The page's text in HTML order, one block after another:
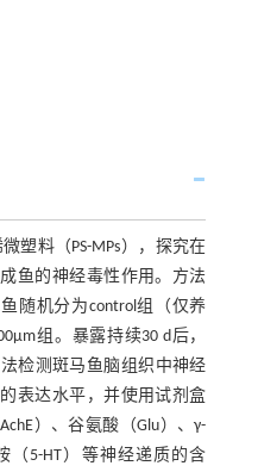
塑料（PS-MPs），探究在
鱼的神经毒性作用。方法
随机分为control组（仅养
组。暴露持续30 d后，
检测斑马鱼脑组织中神经
表达水平，并使用试剂盒
）、谷氨酸（Glu）、γ-
（5-HT）等神经递质的含